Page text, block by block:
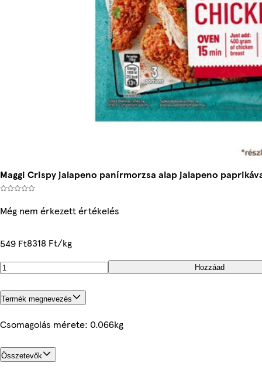
Maggi Crispy jalapeno panírmorzsa alap jalapeno
Még nem érkezett értékelés
549 Ft8318 Ft/kg
Hozzáad
Termék megnevezés
Csomagolás mérete: 0.066kg
Összetevők